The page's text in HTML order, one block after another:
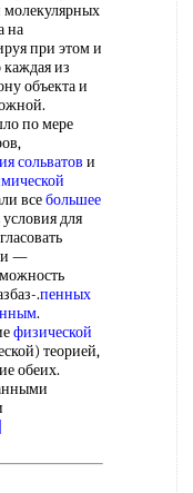
молекулярных
на
при этом и
из
объекта и
по мере
сольватов и
всебольшее
условия для
—
.пенных
.
физической
теорией,
обеих.